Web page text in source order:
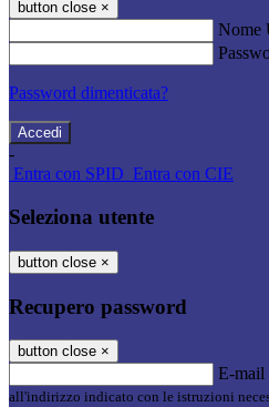
button close ×
Nome
Password dimenticata?
-
Entra con SPID Entra con CIE
Seleziona utente
button close ×
Recupero password
button close ×
E-mail
all'indirizzo indicato con le istruzioni